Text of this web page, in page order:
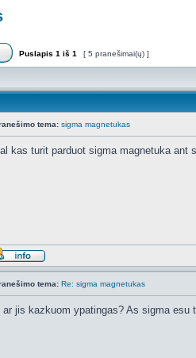
Puslapis 1 iš 1 [ 5 pranešimai(ų) ]
tema: sigma magnetukas
kas turit parduot sigma magnetuka ant
tema: Re: sigma magnetukas
ar jis kazkuom ypatingas? As sigma